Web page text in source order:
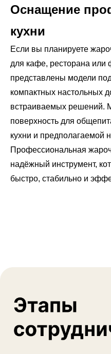
Оснащение
кухни
Если вы планируете
для кафе, ресторана или
представлены модели
компактных настольных
встраиваемых решений.
поверхность для
кухни и предполагаемой
Профессиональная
надёжный инструмент,
быстро, стабильно и